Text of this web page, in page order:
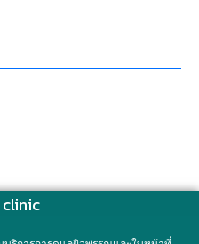
clinic